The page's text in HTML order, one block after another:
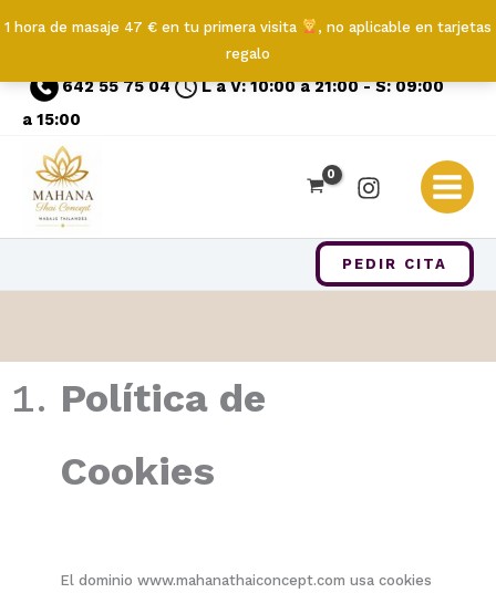
1 hora de masaje 47 € en tu primera visita
, no aplicable en tarjetas
regalo
contenido
642 55 75 04
L a V: 10:00 a 21:00 - S: 09:00
a 15:00
PEDIR CITA
Política de
Cookies
El dominio www.mahanathaiconcept.com usa cookies